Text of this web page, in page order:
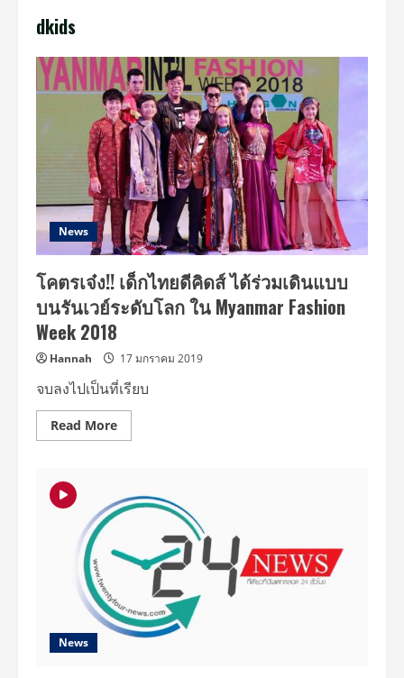
dkids
News
โคตรเจ๋ง!! เด็กไทยดีคิดส์ ได้ร่วมเดินแบบ
บนรันเวย์ระดับโลก ใน Myanmar Fashion
Week 2018
Hannah 17 มกราคม 2019
จบลงไปเป็นที่เรียบ
Read MoreRead
more
ไทย
ดี
ได้
ร่วม
บน
รันเวย์
ระดับ
โลก
News